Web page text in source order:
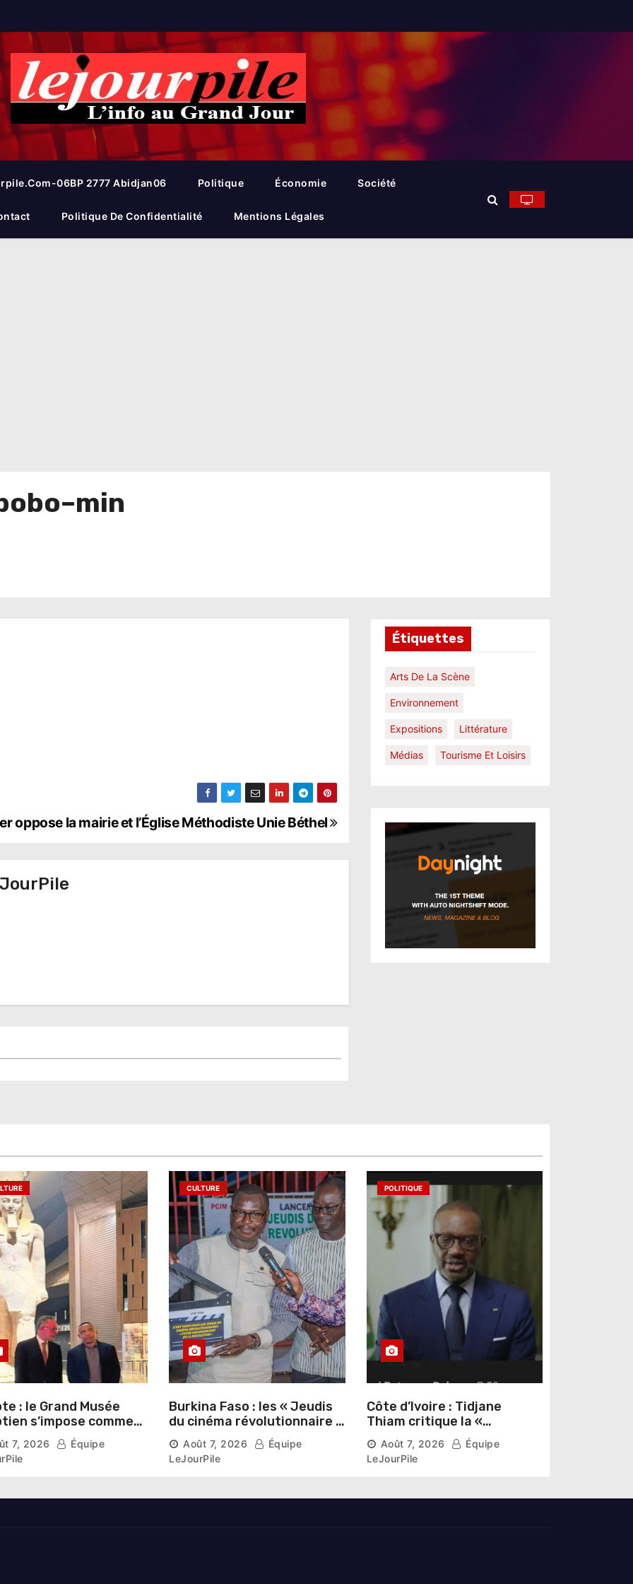
06BP 2777 Abidjan06 Politique Économie Société
Politique De Confidentialité Mentions Légales
oppose la mairie et l’Église Méthodiste Unie Béthel
Étiquettes
Arts De La Scène
Environnement
Expositions Littérature
Médias Tourisme Et Loisirs
: le Grand Musée
s’impose comme
du patrimoine
auprès des
étrangers
7, 2026
Équipe
CULTURE
Burkina Faso : les « Jeudis
du cinéma révolutionnaire »
lancés au Mémorial Thomas
Sankara
Août 7, 2026
Équipe
LeJourPile
POLITIQUE
Côte d’Ivoire : Tidjane
Thiam critique la «
judiciarisation » de la
politique et appelle à
poursuivre l’apaisement
Août 7, 2026
Équipe
LeJourPile